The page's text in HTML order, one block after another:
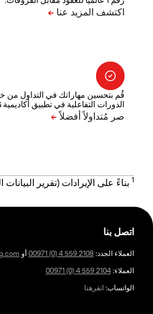
قُم بتحسين مهاراتك في التداول من
الدورات التفاعلية في تطبيق أكاديمية IG.
1 بناءً على الإيرادات (تقرير البيانات
اتصل بنا
العملاء الجدد: 00971 (0) 4 559 2108 أو
العملاء: 00971 (0) 4 559 2104
الواتساب: انقرهنا